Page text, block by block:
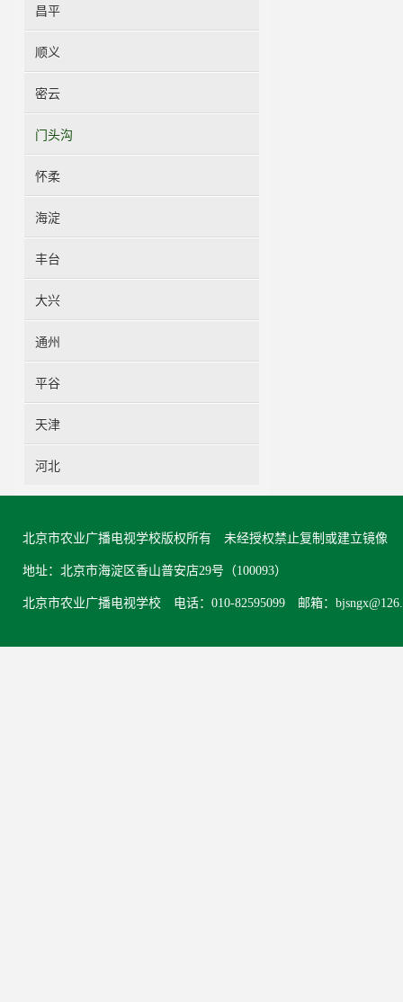
昌平
顺义
密云
门头沟
怀柔
海淀
丰台
大兴
通州
平谷
天津
河北
北京市农业广播电视学校版权所有 未经授权禁止复制或建立镜像
地址：北京市海淀区香山普安店29号（100093）
北京市农业广播电视学校 电话：010-82595099 邮箱：